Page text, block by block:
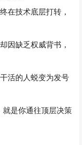
在技术底层打转，
因缺乏权威背书，
活的人蜕变为发号
就是你通往顶层决策